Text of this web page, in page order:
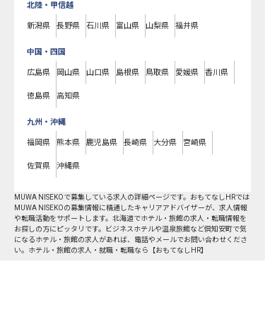
北陸・甲信越
新潟県 長野県 石川県 富山県 山梨県 福井県
中国・四国
広島県 岡山県 山口県 島根県 鳥取県 愛媛県 香川県
徳島県 高知県
九州・沖縄
福岡県 熊本県 鹿児島県 長崎県 大分県 宮崎県
佐賀県 沖縄県
MUWA NISEKOで募集している求人の詳細ページです。おもてなしHRでは
MUWA NISEKOの募集情報に精通したキャリアアドバイザーが、求人情報
や転職活動をサポートします。北海道でホテル・旅館の求人・転職情報を
お探しの方にピッタリです。ビジネスホテルや温泉旅館など倶知安町で気
になるホテル・旅館の求人があれば、電話やメールでお問い合わせくださ
い。ホテル・旅館の求人・就職・転職なら【おもてなしHR】